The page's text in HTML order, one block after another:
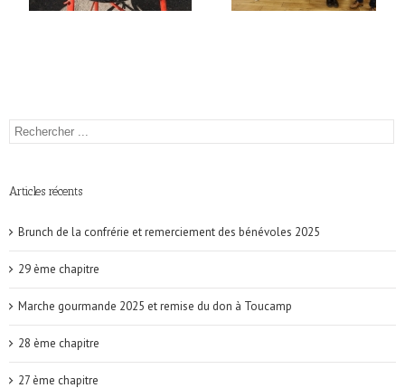
Articles récents
Brunch de la confrérie et remerciement des bénévoles 2025
29 ème chapitre
Marche gourmande 2025 et remise du don à Toucamp
28 ème chapitre
27 ème chapitre